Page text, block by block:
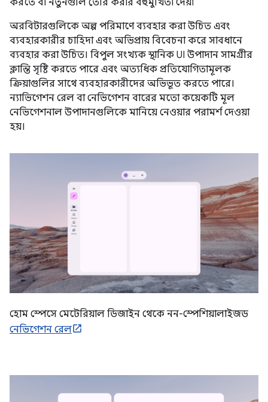
করতে বা নতুনগুলি তৈরি করার বহুমুখিতা দেয়৷
অরবিটারগুলিকে অল্প পরিমাণে ব্যবহার করা উচিত এবং
ব্যবহারকারীর চাহিদা এবং অভিপ্রায় বিবেচনা করে সাবধানে
ব্যবহার করা উচিত। বিপুল সংখ্যক স্থানিক UI উপাদান সামগ্রীর
ক্লান্তি সৃষ্টি করতে পারে এবং অত্যধিক প্রতিযোগিতামূলক
ক্রিয়াগুলির সাথে ব্যবহারকারীদের অভিভূত করতে পারে।
ন্যাভিগেশন রেল বা নেভিগেশন বারের মতো কয়েকটি মূল
নেভিগেশনাল উপাদানগুলিকে মানিয়ে নেওয়ার পরামর্শ দেওয়া
হয়।
হোম স্পেসে মেটেরিয়াল ডিজাইন থেকে নন-স্পেশিয়ালাইজড
নেভিগেশন রেল